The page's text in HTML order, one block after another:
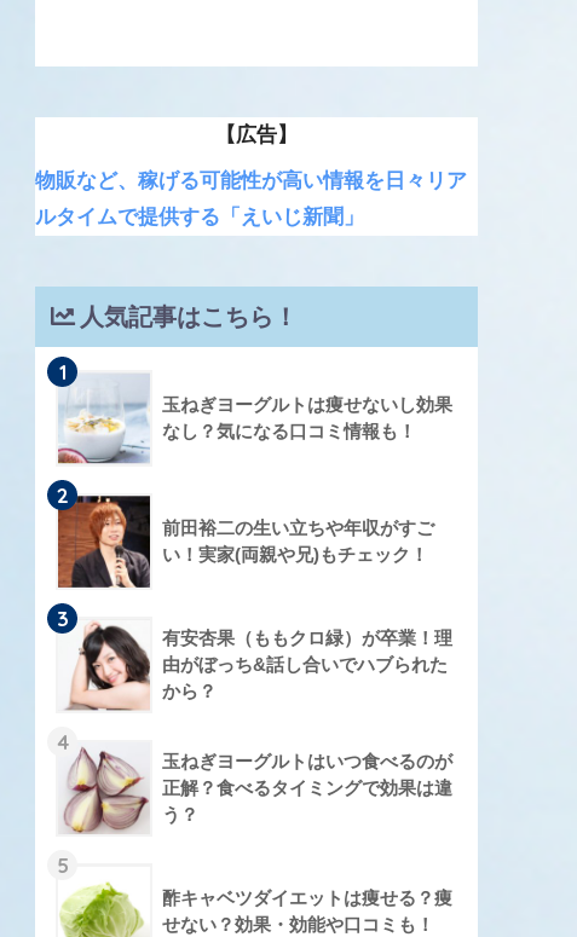
【広告】
物販など、稼げる可能性が高い情報を日々リア
ルタイムで提供する「えいじ新聞」
人気記事はこちら！
1
玉ねぎヨーグルトは痩せないし効果
なし？気になる口コミ情報も！
2
前田裕二の生い立ちや年収がすご
い！実家(両親や兄)もチェック！
3
有安杏果（ももクロ緑）が卒業！理
由がぼっち&話し合いでハブられた
から？
4
玉ねぎヨーグルトはいつ食べるのが
正解？食べるタイミングで効果は違
う？
5
酢キャベツダイエットは痩せる？痩
せない？効果・効能や口コミも！